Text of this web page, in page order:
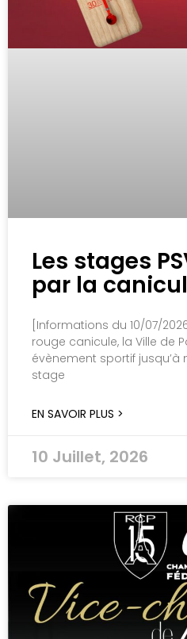
Les stages
par la
[Informations du 10/07/
rouge canicule, la Ville de
évènement sportif jusqu’à
stage
EN SAVOIR PLUS >
10 Juillet, 2026